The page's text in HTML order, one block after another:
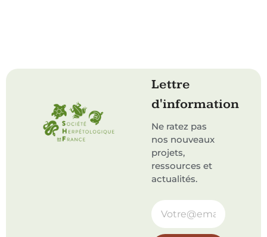
Lettre
d'information
Ne ratez pas
nos nouveaux
projets,
ressources et
actualités.